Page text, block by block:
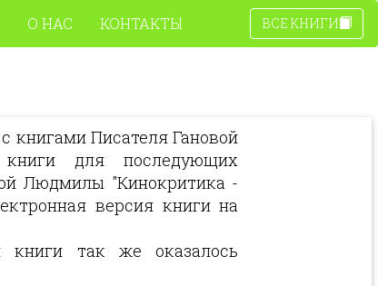
О НАС КОНТАКТЫ ВСЕ КНИГИ
книгами Писателя Гановой
книги для последующих
Людмилы "Кинокритика -
версия книги на
так же оказалось